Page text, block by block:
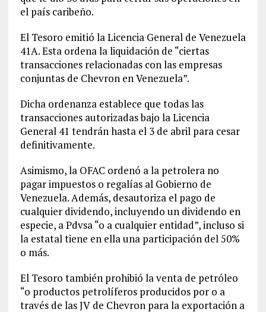
el país caribeño.
El Tesoro emitió la Licencia General de Venezuela
41A. Esta ordena la liquidación de “ciertas
transacciones relacionadas con las empresas
conjuntas de Chevron en Venezuela”.
Dicha ordenanza establece que todas las
transacciones autorizadas bajo la Licencia
General 41 tendrán hasta el 3 de abril para cesar
definitivamente.
Asimismo, la OFAC ordenó a la petrolera no
pagar impuestos o regalías al Gobierno de
Venezuela. Además, desautoriza el pago de
cualquier dividendo, incluyendo un dividendo en
especie, a Pdvsa “o a cualquier entidad”, incluso si
la estatal tiene en ella una participación del 50%
o más.
El Tesoro también prohibió la venta de petróleo
“o productos petrolíferos producidos por o a
través de las JV de Chevron para la exportación a